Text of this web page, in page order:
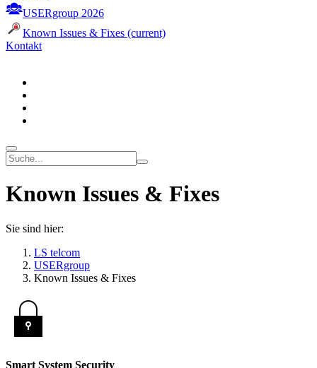
USERgroup 2026
Known Issues & Fixes (current)
Kontakt
Known Issues & Fixes
Sie sind hier:
LS telcom
USERgroup
Known Issues & Fixes
Smart System Security